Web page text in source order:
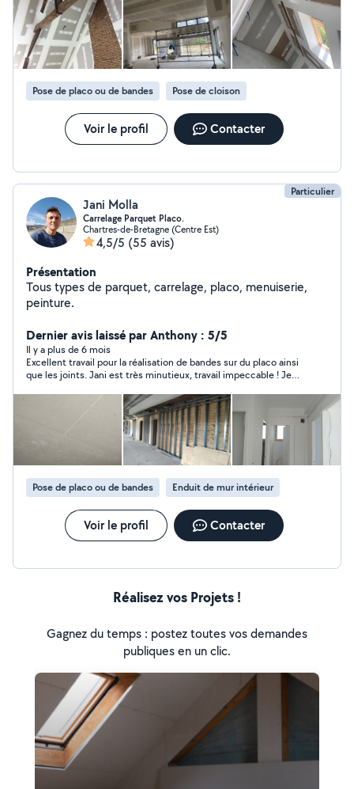
Pose de placo ou de bandes Pose de cloison
Voir le profil Contacter
Particulier
Jani Molla
Carrelage Parquet Placo.
Chartres-de-Bretagne (Centre Est)
4,5/5 (55 avis)
Présentation
Tous types de parquet, carrelage, placo, menuiserie,
peinture.
Dernier avis laissé par Anthony : 5/5
Il y a plus de 6 mois
Excellent travail pour la réalisation de bandes sur du placo ainsi
que les joints. Jani est très minutieux, travail impeccable ! Je
Pose de placo ou de bandes Enduit de mur intérieur
Voir le profil Contacter
Réalisez vos Projets !
Gagnez du temps : postez toutes vos demandes
publiques en un clic.